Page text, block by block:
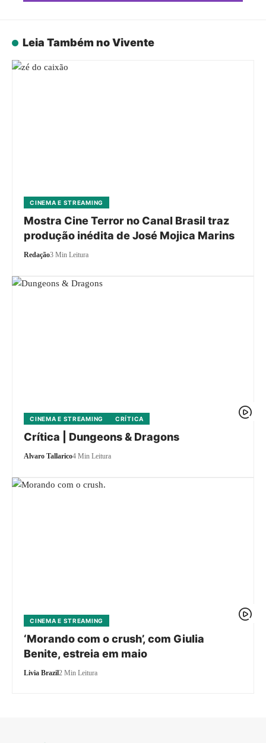
Leia Também no Vivente
CINEMA E STREAMING
Mostra Cine Terror no Canal Brasil traz
produção inédita de José Mojica Marins
Redação3 Min Leitura
CINEMA E STREAMING CRÍTICA
Crítica | Dungeons & Dragons
Alvaro Tallarico4 Min Leitura
CINEMA E STREAMING
‘Morando com o crush’, com Giulia
Benite, estreia em maio
Livia Brazil2 Min Leitura